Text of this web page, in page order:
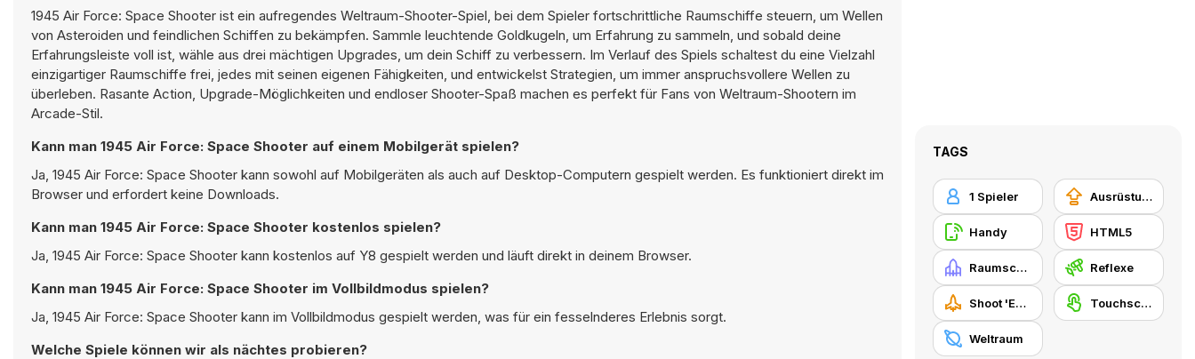
1945 Air Force: Space Shooter ist ein aufregendes Weltraum-Shooter-Spiel, bei dem Spieler fortschrittliche Raumschiffe steuern, um Wellen
von Asteroiden und feindlichen Schiffen zu bekämpfen. Sammle leuchtende Goldkugeln, um Erfahrung zu sammeln, und sobald deine
Erfahrungsleiste voll ist, wähle aus drei mächtigen Upgrades, um dein Schiff zu verbessern. Im Verlauf des Spiels schaltest du eine Vielzahl
einzigartiger Raumschiffe frei, jedes mit seinen eigenen Fähigkeiten, und entwickelst Strategien, um immer anspruchsvollere Wellen zu
überleben. Rasante Action, Upgrade-Möglichkeiten und endloser Shooter-Spaß machen es perfekt für Fans von Weltraum-Shootern im
Arcade-Stil.
Kann man 1945 Air Force: Space Shooter auf einem Mobilgerät spielen?
Ja, 1945 Air Force: Space Shooter kann sowohl auf Mobilgeräten als auch auf Desktop-Computern gespielt werden. Es funktioniert direkt im
Browser und erfordert keine Downloads.
Kann man 1945 Air Force: Space Shooter kostenlos spielen?
Ja, 1945 Air Force: Space Shooter kann kostenlos auf Y8 gespielt werden und läuft direkt in deinem Browser.
Kann man 1945 Air Force: Space Shooter im Vollbildmodus spielen?
Ja, 1945 Air Force: Space Shooter kann im Vollbildmodus gespielt werden, was für ein fesselnderes Erlebnis sorgt.
Welche Spiele können wir als nächtes probieren?
TAGS
1 Spieler Ausrüstungs-Upgrade kaufen
Handy HTML5
Raumschiff Reflexe
Shoot 'Em Up Touchscreen
Weltraum